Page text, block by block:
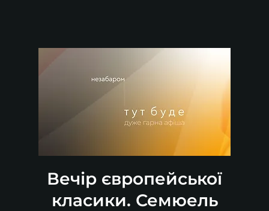
Вечір європейської
класики. Семюель